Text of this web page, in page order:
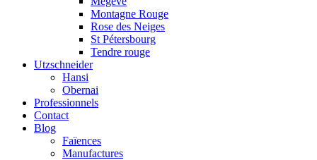
Montagne Rouge
Rose des Neiges
St Pétersbourg
Tendre rouge
Utzschneider
Hansi
Obernai
Professionnels
Contact
Blog
Faïences
Manufactures